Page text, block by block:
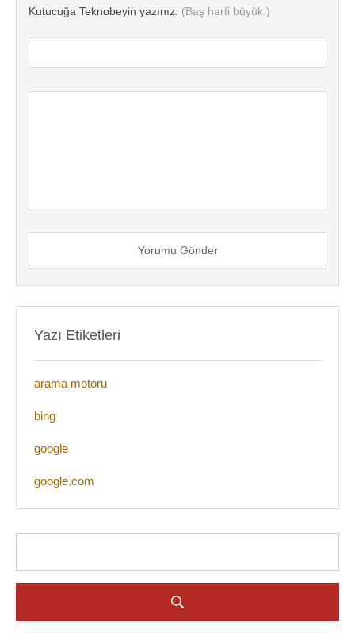
Kutucuğa Teknobeyin yazınız. (Baş harfi büyük.)
Yorumu Gönder
Yazı Etiketleri
arama motoru
bing
google
google.com